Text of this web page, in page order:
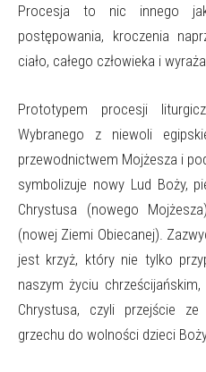
Procesja to nic innego
postępowania, kroczenia
ciało, całego człowieka i
Prototypem procesji
Wybranego z niewoli
przewodnictwem Mojżesza i
symbolizuje nowy Lud Boży,
Chrystusa (nowego
(nowej Ziemi Obiecanej).
jest krzyż, który nie tylko
naszym życiu
Chrystusa, czyli przejście
grzechu do wolności dzieci